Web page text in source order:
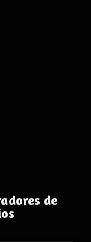
de